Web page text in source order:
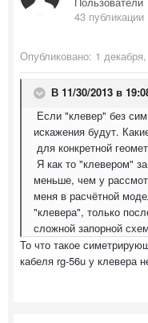
43 публикации
Опубликовано: 1
В 11/30/2013 в
Если "клевер" без
искажения будут.
для конкретной
Я как то "клевером"
меньше, чем у
меня в расчётной
"клевера", только
сложной запорной
То что такое
кабеля rg-56u у клевера